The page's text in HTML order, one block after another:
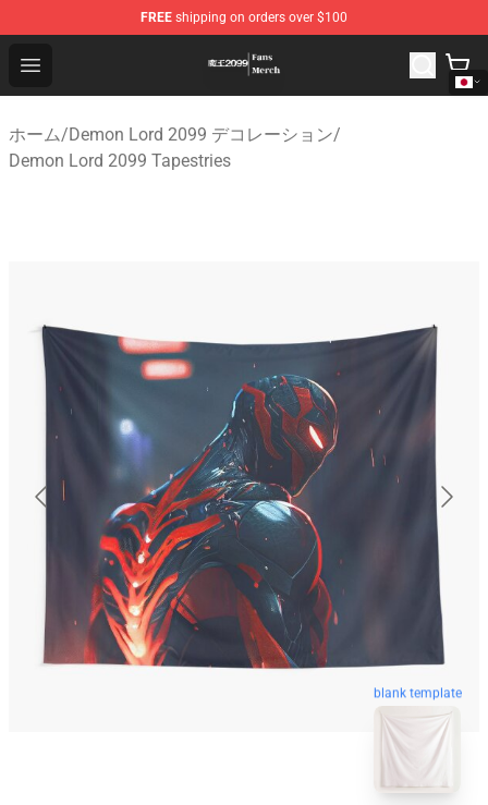
FREE shipping on orders over $100
Open menu
Demon Lord 2099 Store - Official Demon Lord 2099
ホーム/Demon Lord 2099 デコレーション/
Demon Lord 2099 Tapestries
blank template